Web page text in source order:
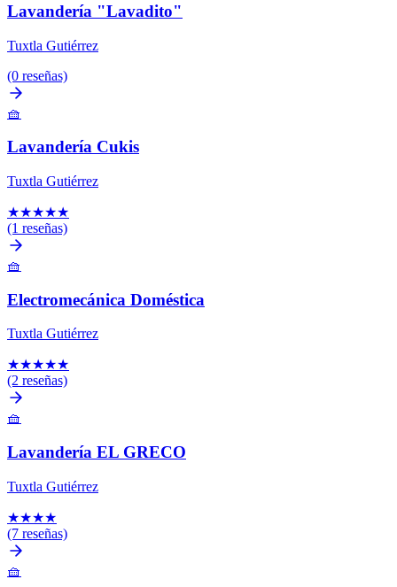
Lavandería "Lavadito"
Tuxtla Gutiérrez
(0 reseñas)
🧺
Lavandería Cukis
Tuxtla Gutiérrez
★★★★★
(1 reseñas)
🧺
Electromecánica Doméstica
Tuxtla Gutiérrez
★★★★★
(2 reseñas)
🧺
Lavandería EL GRECO
Tuxtla Gutiérrez
★★★★
(7 reseñas)
🧺